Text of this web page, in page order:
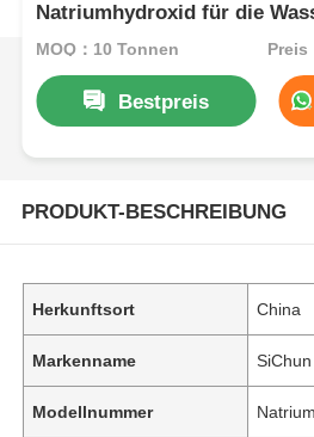
Natriumhydroxid für die
und pH-Regulierung
MOQ：10 Tonnen
Bestpreis
PRODUKT-BESCHREIBUNG
Herkunftsort China
Markenname
Modellnummer